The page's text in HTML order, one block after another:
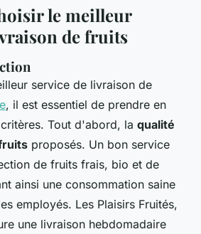
le meilleur
de fruits
service de livraison de
, il est essentiel de prendre en
Tout d'abord, la qualité
proposés. Un bon service
de fruits frais, bio et de
ainsi une consommation saine
employés. Les Plaisirs Fruités,
une livraison hebdomadaire